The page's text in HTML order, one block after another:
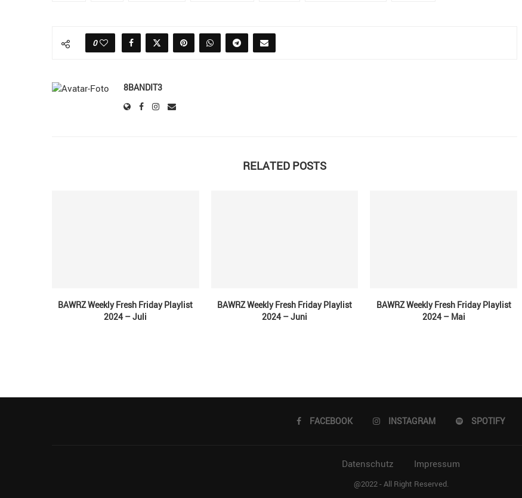
0
8BANDIT3
RELATED POSTS
BAWRZ Weekly Fresh Friday Playlist
2024 – Juli
BAWRZ Weekly Fresh Friday Playlist
2024 – Juni
BAWRZ Weekly Fresh Friday Playlist
2024 – Mai
FACEBOOK INSTAGRAM SPOTIFY
Datenschutz Impressum
@2022 - All Right Reserved.